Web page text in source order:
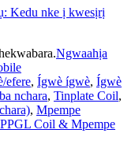
Kedu nke ị kwesịrị
Ngwaahịa
efere, Ígwè ígwè, Ígwè
nchara, Tinplate Coil,
, Mpempe
Coil & Mpempe